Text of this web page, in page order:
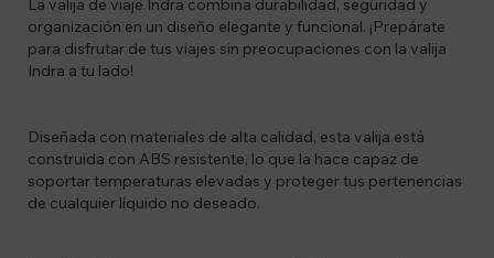
La valija de viaje Indra combina durabilidad, seguridad y
organización en un diseño elegante y funcional. ¡Prepárate
para disfrutar de tus viajes sin preocupaciones con la valija
Indra a tu lado!
Diseñada con materiales de alta calidad, esta valija está
construida con ABS resistente, lo que la hace capaz de
soportar temperaturas elevadas y proteger tus pertenencias
de cualquier líquido no deseado.